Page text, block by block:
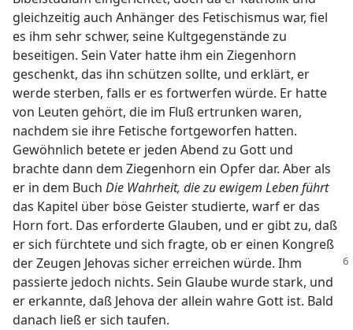
gleichzeitig auch Anhänger des Fetischismus war, fiel
es ihm sehr schwer, seine Kultgegenstände zu
beseitigen. Sein Vater hatte ihm ein Ziegenhorn
geschenkt, das ihn schützen sollte, und erklärt, er
werde sterben, falls er es fortwerfen würde. Er hatte
von Leuten gehört, die im Fluß ertrunken waren,
nachdem sie ihre Fetische fortgeworfen hatten.
Gewöhnlich betete er jeden Abend zu Gott und
brachte dann dem Ziegenhorn ein Opfer dar. Aber als
er in dem Buch Die Wahrheit, die zu ewigem Leben führt
das Kapitel über böse Geister studierte, warf er das
Horn fort. Das erforderte Glauben, und er gibt zu, daß
er sich fürchtete und sich fragte, ob er einen Kongreß
derZeugen Jehovas sicher erreichen würde. Ihm
passierte jedoch nichts. Sein Glaube wurde stark, und
er erkannte, daß Jehova der allein wahre Gott ist. Bald
danach ließ er sich taufen.